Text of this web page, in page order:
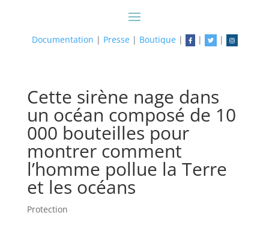
Documentation | Presse| Boutique| | |
Cette sirène nage dans
un océan composé de 10
000 bouteilles pour
montrer comment
l’homme pollue la Terre
et les océans
Protection